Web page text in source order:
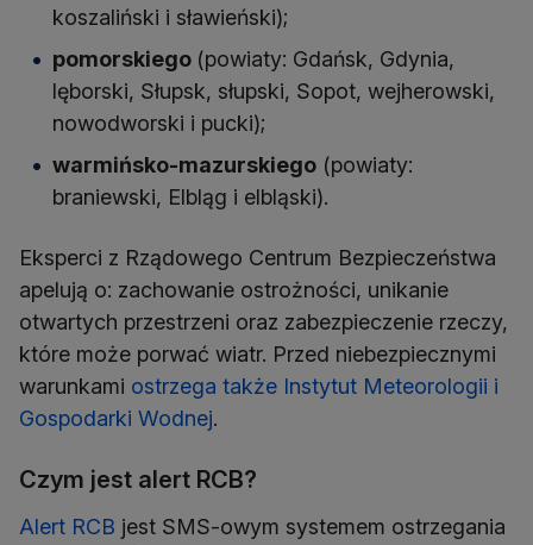
koszaliński i sławieński);
pomorskiego (powiaty: Gdańsk, Gdynia,
lęborski, Słupsk, słupski, Sopot, wejherowski,
nowodworski i pucki);
warmińsko-mazurskiego (powiaty:
braniewski, Elbląg i elbląski).
Eksperci z Rządowego Centrum Bezpieczeństwa
apelują o: zachowanie ostrożności, unikanie
otwartych przestrzeni oraz zabezpieczenie rzeczy,
które może porwać wiatr. Przed niebezpiecznymi
warunkami ostrzega także Instytut Meteorologii i
Gospodarki Wodnej.
Czym jest alert RCB?
Alert RCB jest SMS-owym systemem ostrzegania